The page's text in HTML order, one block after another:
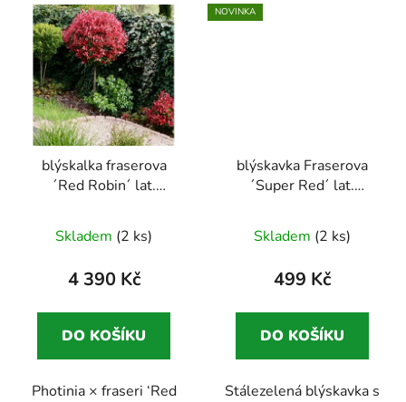
blýskalka fraserova
´Red Robin´ lat.
kmínekStálezelené
keře s dekorativními
Skladem (2 ks)
4 390 Kč
DO KOŠÍKU
Photinia × fraseri ‘Red
NOVINKA
blýskavka Fraserova
´Super Red´ lat.
stálezelený keř s
výrazně červenými
Skladem (2 ks)
499 Kč
DO KOŠÍKU
Stálezelená blýskavka s